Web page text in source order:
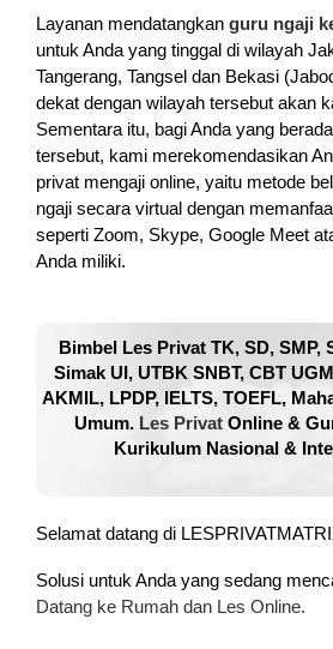
Layanan mendatangkan guru ngaji
untuk Anda yang tinggal di wilayah
Tangerang, Tangsel dan Bekasi
dekat dengan wilayah tersebut akan
Sementara itu, bagi Anda yang
tersebut, kami merekomendasikan
privat mengaji online, yaitu metode
ngaji secara virtual dengan
seperti Zoom, Skype, Google Meet
Anda miliki.
Bimbel Les Privat TK, SD, SMP,
Simak UI, UTBK SNBT, CBT
AKMIL, LPDP, IELTS, TOEFL,
Umum. Les PrivatOnline &
Kurikulum Nasional &
Selamat datang di
Solusi untuk Anda yang sedang
Datang ke Rumah dan Les Online.